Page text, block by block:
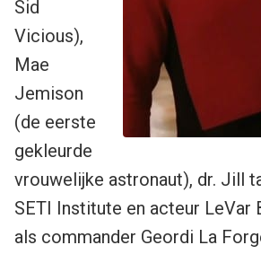
Sid
Vicious),
Mae
Jemison
(de eerste
gekleurde
vrouwelijke astronaut), dr. Jill
SETI Institute en acteur LeVar
als commander Geordi La